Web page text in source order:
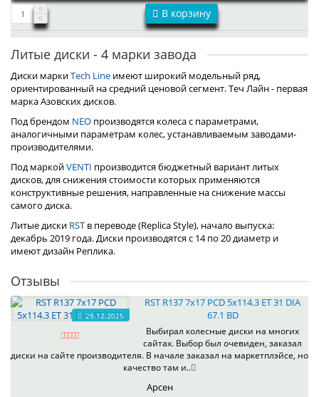
В корзину
Литые диски - 4 марки завода
Диски маркиTech Line имеют широкий модельный ряд,
ориентированный на средний ценовой сегмент. Теч Лайн - первая
марка Азовских дисков.
Под брендом NEO производятся колеса с параметрами,
аналогичными параметрам колес, устанавливаемым заводами-
производителями.
Под маркойVENTI производится бюджетный вариант литых
дисков, для снижения стоимости которых применяются
конструктивные решения, направленные на снижение массы
самого диска.
Литые диски RST в переводе (Replica Style), начало выпуска:
декабрь 2019 года. Диски производятся с 14 по 20 диаметр и
имеют дизайн Реплика.
Отзывы
29.12.2025
RST R137 7x17 PCD 5x114.3 ET 31 DIA
67.1 BD
Выбирал колесные диски на многих
сайтах. Выбор был очевиден, заказал
диски на сайте производителя. В начале заказал на маркетплэйсе, но
качество там и..
Арсен